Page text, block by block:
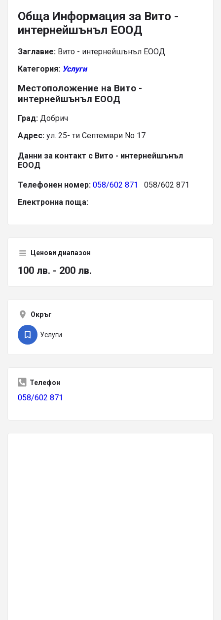
Обща Информация за Вито -
интернейшънъл ЕООД
Заглавие: Вито - интернейшънъл ЕООД
Категория: Услуги
Местоположение на Вито -
интернейшънъл ЕООД
Град: Добрич
Адрес: ул. 25- ти Септември No 17
Данни за контакт с Вито - интернейшънъл
ЕООД
Телефонен номер: 058/602 871
058/602 871
Електронна поща:
Ценови диапазон
100 лв. - 200 лв.
Окръг
Услуги
Телефон
058/602 871